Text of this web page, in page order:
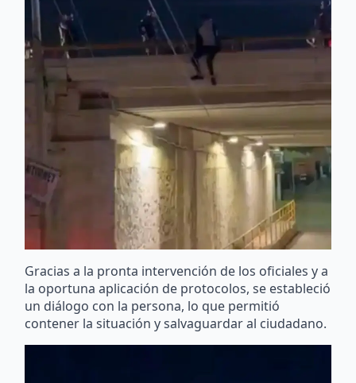
Gracias a la pronta intervención de los oficiales y a
la oportuna aplicación de protocolos, se estableció
un diálogo con la persona, lo que permitió
contener la situación y salvaguardar al ciudadano.